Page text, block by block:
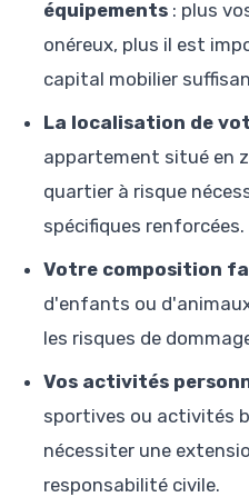
équipements : plus
onéreux, plus il est
capital mobilier
La localisation de
appartement situé en
quartier à risque
spécifiques renforcées.
Votre composition
d'enfants ou
les risques de
Vos activités
sportives ou activités
nécessiter une
responsabilité civile.